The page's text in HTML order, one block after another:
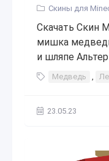
Скины для
Скачать Скин
мишка
и шляпе
Медведь ,
23.05.23